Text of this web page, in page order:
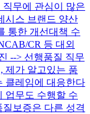
무에 관심이 많은
시스 브랜드 양산
통한 개선대책 수
CR 등 대외
--> 선행품질 직무
제가 알고있는 품
클레임에 대응한다
업무도 수행할 수
보증은 다른 성격